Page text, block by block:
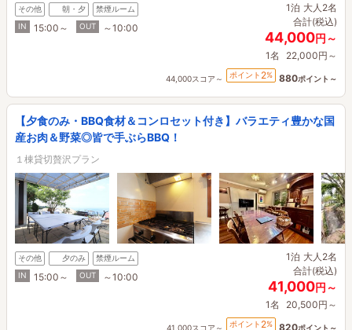
その他 朝・夕
禁煙ルーム
IN
15:00～ OUT ～10:00
1泊 大人2名
合計(税込)
44,000円～
1名 22,000円～
44,000スコア～ ポイント 2% 880ポイント～
【夕食のみ・BBQ食材＆コンロセット付き】バラエティ豊かな国
産お肉＆野菜◎皆で手ぶらBBQ！
１棟貸切贅沢プラン
その他 夕のみ
禁煙ルーム
IN
15:00～ OUT ～10:00
1泊 大人2名
合計(税込)
41,000円～
1名 20,500円～
41,000スコア～ ポイント 2% 820ポイント～